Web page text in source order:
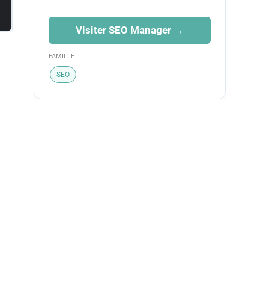
Visiter SEO Manager →
FAMILLE
SEO